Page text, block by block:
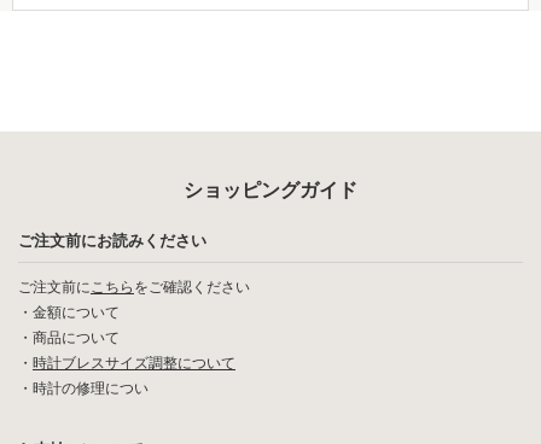
ショッピングガイド
ご注文前にお読みください
ご注文前にこちら をご確認ください
・ 金額について
・ 商品について
・ 時計ブレスサイズ調整について
・ 時計の修理につい